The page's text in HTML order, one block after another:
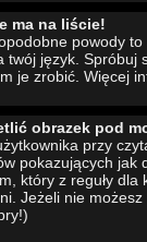
ma na liście!
powody
twój język.
je zrobić. Więcej
obrazek pod
przy
pokazujących jak
który z reguły
Jeżeli nie